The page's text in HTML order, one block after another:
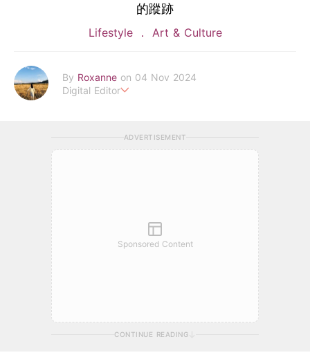
的蹤跡
Lifestyle Art & Culture
By Roxanne on 04 Nov 2024
Digital Editor
roxanne.lee@poplady-mag.com
ADVERTISEMENT
Sponsored Content
CONTINUE READING